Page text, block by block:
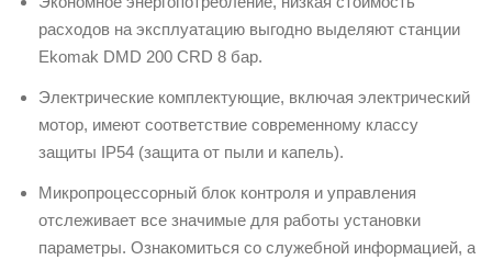
расходов на эксплуатацию выгодно выделяют станции
Ekomak DMD 200 CRD 8 бар.
Электрические комплектующие, включая электрический
мотор, имеют соответствие современному классу
защиты IP54 (защита от пыли и капель).
Микропроцессорный блок контроля и управления
отслеживает все значимые для работы установки
параметры. Ознакомиться со служебной информацией, а